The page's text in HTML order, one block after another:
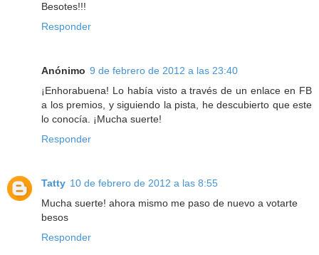
Besotes!!!
Responder
Anónimo 9 de febrero de 2012 a las 23:40
¡Enhorabuena! Lo había visto a través de un enlace en FB
a los premios, y siguiendo la pista, he descubierto que este
lo conocía. ¡Mucha suerte!
Responder
Tatty 10 de febrero de 2012 a las 8:55
Mucha suerte! ahora mismo me paso de nuevo a votarte
besos
Responder